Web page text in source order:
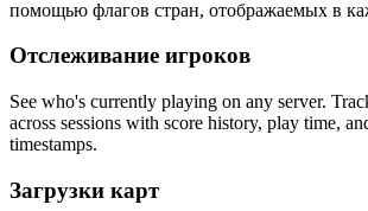
помощью флагов стран, отображаемых в
Отслеживание игроков
See who's currently playing on any server.
across sessions with score history, play time,
timestamps.
Загрузки карт